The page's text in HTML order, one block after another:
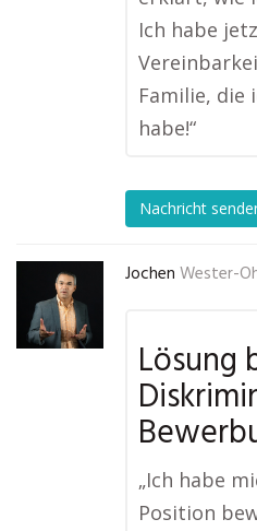
Ich habe
Familie, die
habe!“
Nachricht
Jochen Wester-
Lösung
„Ich habe
Position